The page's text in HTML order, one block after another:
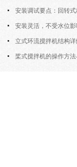
逻辑安装调试要点：回转
污机的土建配合要求与水
安装灵活，不受水位
筒式曝气机的结构优势与
立式环流搅拌机结构
部件的功能与协同
桨式搅拌机的操作方法